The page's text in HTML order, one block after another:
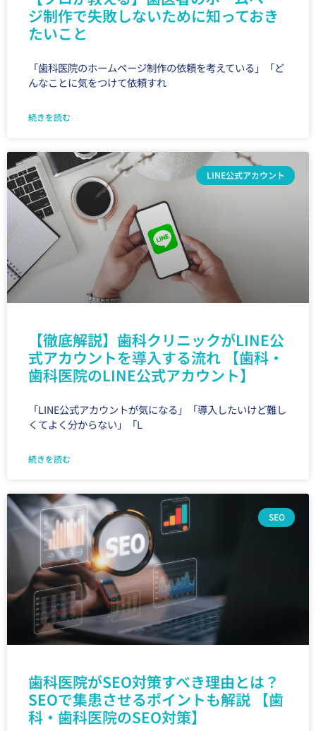
ジ制作で失敗しないために知っておき
たいこと
「歯科医院のホームページ制作の依頼を考えている」「ど
んなことに気をつけて依頼すれ
続きを読む
LINE公式アカウント
【徹底解説】歯科クリニックがLINE公
式アカウントを導入する流れ 【歯科・
歯科医院のLINE公式アカウント】
「LINE公式アカウントが気になる」「導入したいけど難し
くてよく分からない」「L
続きを読む
SEO
歯科医院がSEO対策すべき理由とは？
SEOで集患させるポイントも解説 【歯
科・歯科医院のSEO対策】